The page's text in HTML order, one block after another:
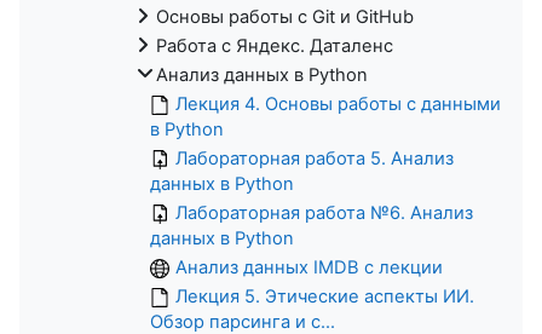
Основы работы с Git и GitHub
Работа с Яндекс. Даталенс
Анализ данных в Python
Лекция 4. Основы работы с данными
в Python
Лабораторная работа 5. Анализ
данных в Python
Лабораторная работа №6. Анализ
данных в Python
Анализ данных IMDB с лекции
Лекция 5. Этические аспекты ИИ.
Обзор парсинга и с...